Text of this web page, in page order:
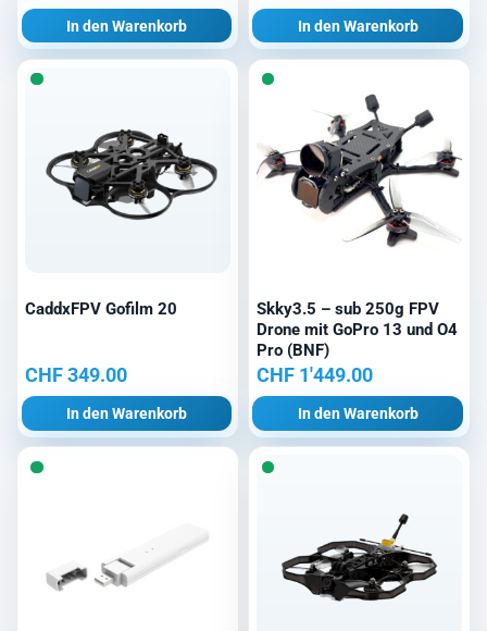
In den Warenkorb In den Warenkorb
CaddxFPV Gofilm 20
CHF349.00
In den Warenkorb
Skky3.5 – sub 250g FPV
Drone mit GoPro 13 und O4
Pro (BNF)
CHF1'449.00
In den Warenkorb